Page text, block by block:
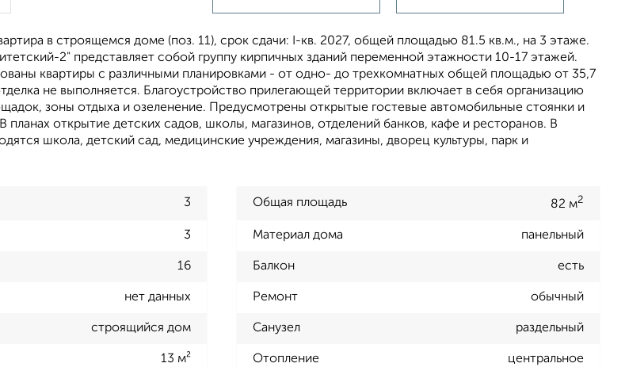
в строящемся доме (поз. 11), срок сдачи: I-кв. 2027, общей площадью 81.5 кв.м., на 3 этаже.
2" представляет собой группу кирпичных зданий переменной этажности 10-17 этажей.
квартиры с различными планировками - от одно- до трехкомнатных общей площадью от 35,7
не выполняется. Благоустройство прилегающей территории включает в себя организацию
зоны отдыха и озеленение. Предусмотрены открытые гостевые автомобильные стоянки и
планах открытие детских садов, школы, магазинов, отделений банков, кафе и ресторанов. В
школа, детский сад, медицинские учреждения, магазины, дворец культуры, парк и
3 Общая площадь 82 м2
3 Материал дома панельный
16 Балкон есть
нет данных Ремонт обычный
строящийся дом Санузел раздельный
13 м² Отопление центральное